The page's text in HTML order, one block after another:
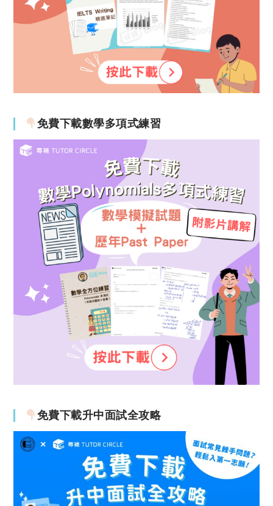
免費下載數學多項式練習
免費下載升中面試全攻略